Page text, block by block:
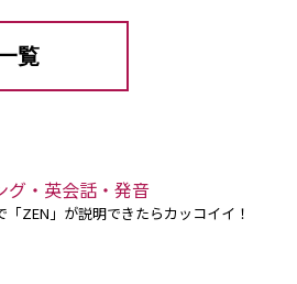
覧
グ・英会話・発音
ZEN」が説明できたらカッコイイ！